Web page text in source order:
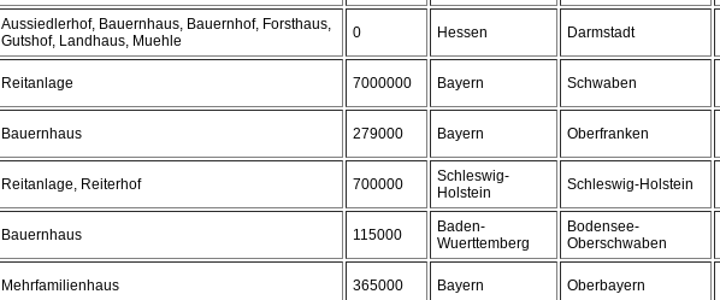
Aussiedlerhof, Bauernhaus, Bauernhof, Forsthaus,
Gutshof, Landhaus, Muehle
0 Hessen Darmstadt
Reitanlage 7000000 Bayern Schwaben
Bauernhaus 279000 Bayern Oberfranken
Reitanlage, Reiterhof 700000
Schleswig-
Holstein
Schleswig-Holstein
Bauernhaus 115000
Baden-
Wuerttemberg
Bodensee-
Oberschwaben
Mehrfamilienhaus 365000 Bayern Oberbayern